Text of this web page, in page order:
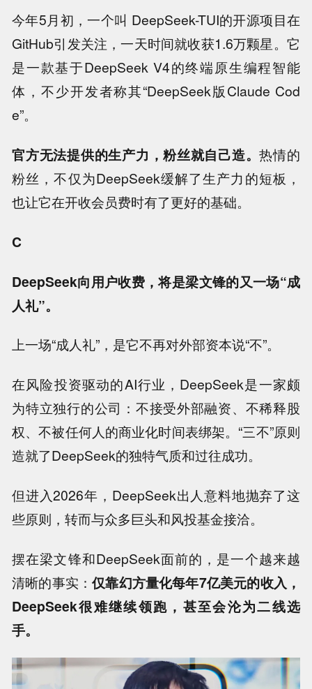
今年5月初，一个叫 DeepSeek-TUI的开源项目在
GitHub引发关注，一天时间就收获1.6万颗星。它
是一款基于DeepSeek V4的终端原生编程智能
体，不少开发者称其“DeepSeek版Claude Cod
e”。
官方无法提供的生产力，粉丝就自己造。热情的
粉丝，不仅为DeepSeek缓解了生产力的短板，
也让它在开收会员费时有了更好的基础。
C
DeepSeek向用户收费，将是梁文锋的又一场“成
人礼”。
上一场“成人礼”，是它不再对外部资本说“不”。
在风险投资驱动的AI行业，DeepSeek是一家颇
为特立独行的公司：不接受外部融资、不稀释股
权、不被任何人的商业化时间表绑架。“三不”原则
造就了DeepSeek的独特气质和过往成功。
但进入2026年，DeepSeek出人意料地抛弃了这
些原则，转而与众多巨头和风投基金接洽。
摆在梁文锋和DeepSeek面前的，是一个越来越
清晰的事实：仅靠幻方量化每年7亿美元的收入，
DeepSeek很难继续领跑，甚至会沦为二线选
手。